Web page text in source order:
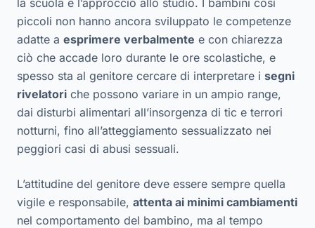
piccoli non hanno ancora sviluppato le competenze
adatte a esprimere verbalmente e con chiarezza
ciò che accade loro durante le ore scolastiche, e
spesso sta al genitore cercare di interpretare i segni
rivelatori che possono variare in un ampio range,
dai disturbi alimentari all’insorgenza di tic e terrori
notturni, fino all’atteggiamento sessualizzato nei
peggiori casi di abusi sessuali.
L’attitudine del genitore deve essere sempre quella
vigile e responsabile, attenta ai minimi cambiamenti
nel comportamento del bambino, ma al tempo